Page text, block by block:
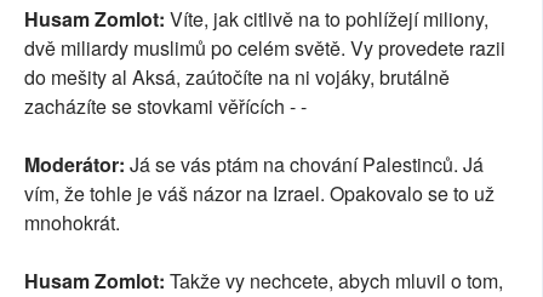
Husam Zomlot: Víte, jak citlivě na to pohlížejí miliony,
dvě miliardy muslimů po celém světě. Vy provedete razii
do mešity al Aksá, zaútočíte na ni vojáky, brutálně
zacházíte se stovkami věřících - -
Moderátor: Já se vás ptám na chování Palestinců. Já
vím, že tohle je váš názor na Izrael. Opakovalo se to už
mnohokrát.
Husam Zomlot: Takže vy nechcete, abych mluvil o tom,